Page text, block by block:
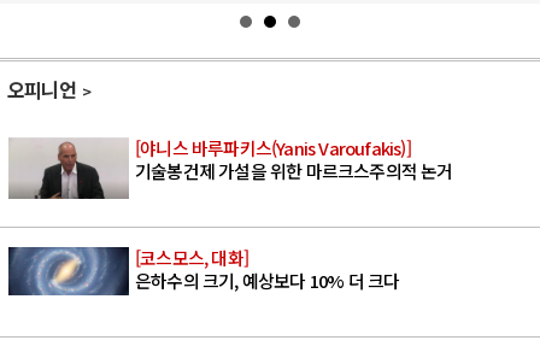
오피니언
[야니스 바루파키스(Yanis Varoufakis)]
기술봉건제 가설을 위한 마르크스주의적 논거
[코스모스, 대화]
은하수의 크기, 예상보다 10% 더 크다